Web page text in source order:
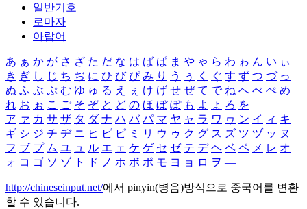
일반기호
로마자
아랍어
あ ぁ か が さ ざ た だ な は ば ぱ ま や ゃ ら わ ゎ ん い ぃ
き ぎ し じ ち ぢ に ひ び ぴ み り う ぅ く ぐ す ず つ づ っ
ぬ ふ ぶ ぷ む ゆ ゅ る え ぇ け げ せ ぜ て で ね へ べ ぺ め
れ お ぉ こ ご そ ぞ と ど の ほ ぼ ぽ も よ ょ ろ を
ア ァ カ サ ザ タ ダ ナ ハ バ パ マ ヤ ャ ラ ワ ヮ ン イ ィ キ
ギ シ ジ チ ヂ ニ ヒ ビ ピ ミ リ ウ ゥ ク グ ス ズ ツ ヅ ッ ヌ
フ ブ プ ム ユ ュ ル エ ェ ケ ゲ セ ゼ テ デ ヘ ベ ペ メ レ オ
ォ コ ゴ ソ ゾ ト ド ノ ホ ボ ポ モ ヨ ョ ロ ヲ ―
http://chineseinput.net/에서 pinyin(병음)방식으로 중국어를 변환
할 수 있습니다.